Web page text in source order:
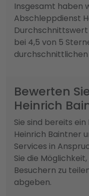
Insgesamt haben
Abschleppdienst
bei 4,5 von 5
durchschnittlichen
Bewerten
Heinrich
Sie sind bereits
Heinrich Baintner
Services in
Sie die
Besuchern zu
abgeben.